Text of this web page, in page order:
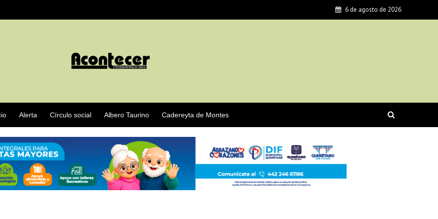
6 de agosto de 2026
Alerta Círculo social Albero Taurino Cadereyta de Montes